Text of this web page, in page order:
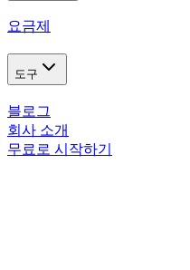
요금제
도구
블로그
회사 소개
무료로 시작하기